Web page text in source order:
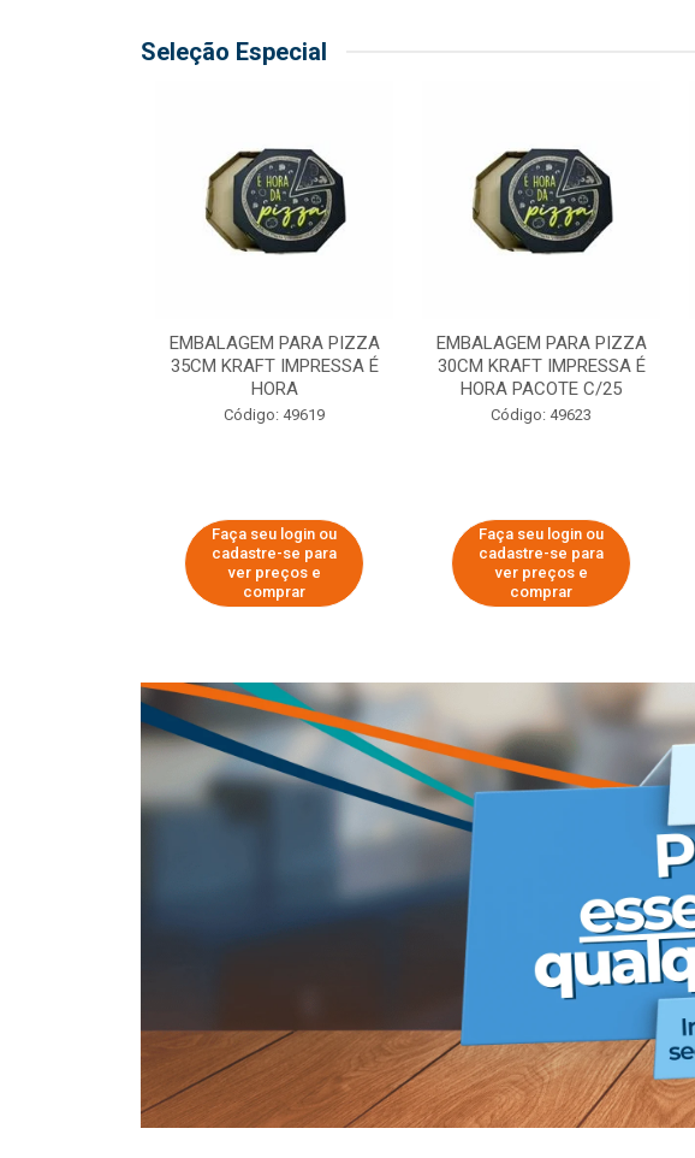
Seleção Especial
EMBALAGEM PARA PIZZA
35CM KRAFT IMPRESSA É
HORA
Código: 49619
Faça seu login ou
cadastre-se para
ver preços e
comprar
EMBALAGEM PARA PIZZA
30CM KRAFT IMPRESSA É
HORA PACOTE C/25
Código: 49623
Faça seu login ou
cadastre-se para
ver preços e
comprar